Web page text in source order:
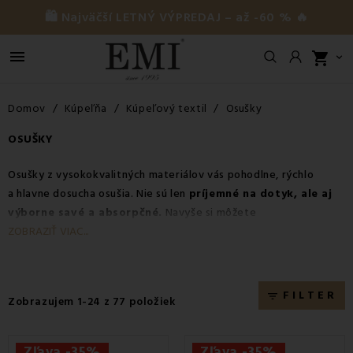
🛍️ Najväčší LETNÝ VÝPREDAJ – až -60 % 🔥
 shopping_cart 
Domov Kúpeľňa Kúpeľový textil
Osušky
OSUŠKY
Osušky z vysokokvalitných materiálov vás pohodlne, rýchlo
a hlavne dosucha osušia. Nie sú len príjemné na dotyk, ale aj
výborne savé a absorpčné. Navyše si môžete
vybraťbavlnené alebo bambusové osušky
ZOBRAZIŤ VIAC...
filter_list FILTER
Zobrazujem 1-24 z 77 položiek